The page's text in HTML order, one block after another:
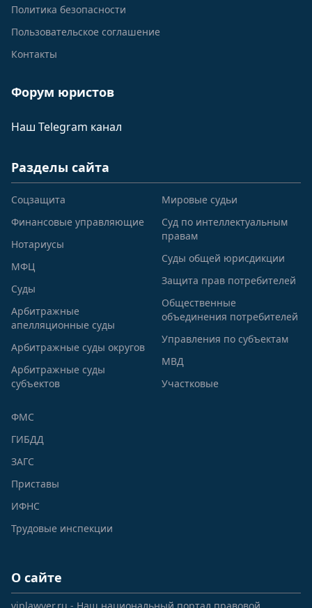
Политика безопасности
Пользовательское соглашение
Контакты
Форум юристов
Наш Telegram канал
Разделы сайта
Соцзащита
Финансовые управляющие
Нотариусы
МФЦ
Суды
Арбитражные
апелляционные суды
Арбитражные суды округов
Арбитражные суды
субъектов
Мировые судьи
Суд по интеллектуальным
правам
Суды общей юрисдикции
Защита прав потребителей
Общественные
объединения потребителей
Управления по субъектам
МВД
Участковые
ФМС
ГИБДД
ЗАГС
Приставы
ИФНС
Трудовые инспекции
О сайте